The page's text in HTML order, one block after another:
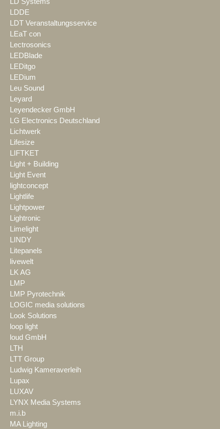
LD Systems
LDDE
LDT Veranstaltungsservice
LEaT con
Lectrosonics
LEDBlade
LEDitgo
LEDium
Leu Sound
Leyard
Leyendecker GmbH
LG Electronics Deutschland
Lichtwerk
Lifesize
LIFTKET
Light + Building
Light Event
lightconcept
Lightlife
Lightpower
Lightronic
Limelight
LINDY
Litepanels
livewelt
LK AG
LMP
LMP Pyrotechnik
LOGIC media solutions
Look Solutions
loop light
loud GmbH
LTH
LTT Group
Ludwig Kameraverleih
Lupax
LUXAV
LYNX Media Systems
m.i.b
MA Lighting